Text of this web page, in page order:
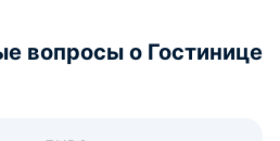
вопросы о Гостинице